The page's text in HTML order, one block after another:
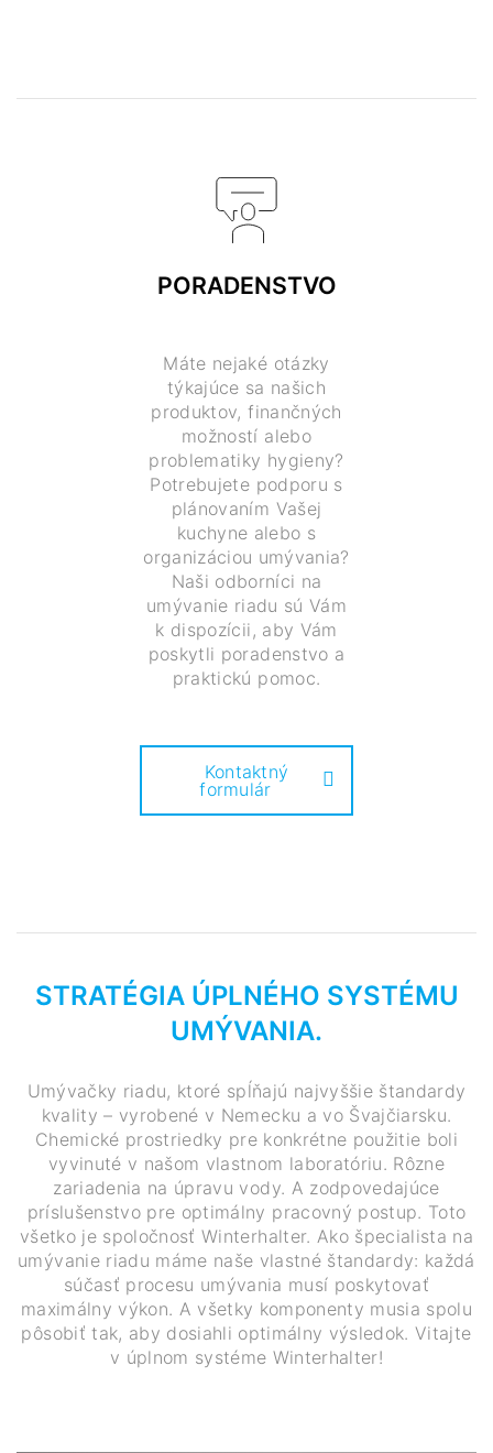
PORADENSTVO
Máte nejaké otázky
týkajúce sa našich
produktov, finančných
možností alebo
problematiky hygieny?
Potrebujete podporu s
plánovaním Vašej
kuchyne alebo s
organizáciou umývania?
Naši odborníci na
umývanie riadu sú Vám
k dispozícii, aby Vám
poskytli poradenstvo a
praktickú pomoc.
Kontaktný
formulár
STRATÉGIA ÚPLNÉHO SYSTÉMU
UMÝVANIA.
Umývačky riadu, ktoré spĺňajú najvyššie štandardy
kvality – vyrobené v Nemecku a vo Švajčiarsku.
Chemické prostriedky pre konkrétne použitie boli
vyvinuté v našom vlastnom laboratóriu. Rôzne
zariadenia na úpravu vody. A zodpovedajúce
príslušenstvo pre optimálny pracovný postup. Toto
všetko je spoločnosť Winterhalter. Ako špecialista na
umývanie riadu máme naše vlastné štandardy: každá
súčasť procesu umývania musí poskytovať
maximálny výkon. A všetky komponenty musia spolu
pôsobiť tak, aby dosiahli optimálny výsledok. Vitajte
v úplnom systéme Winterhalter!